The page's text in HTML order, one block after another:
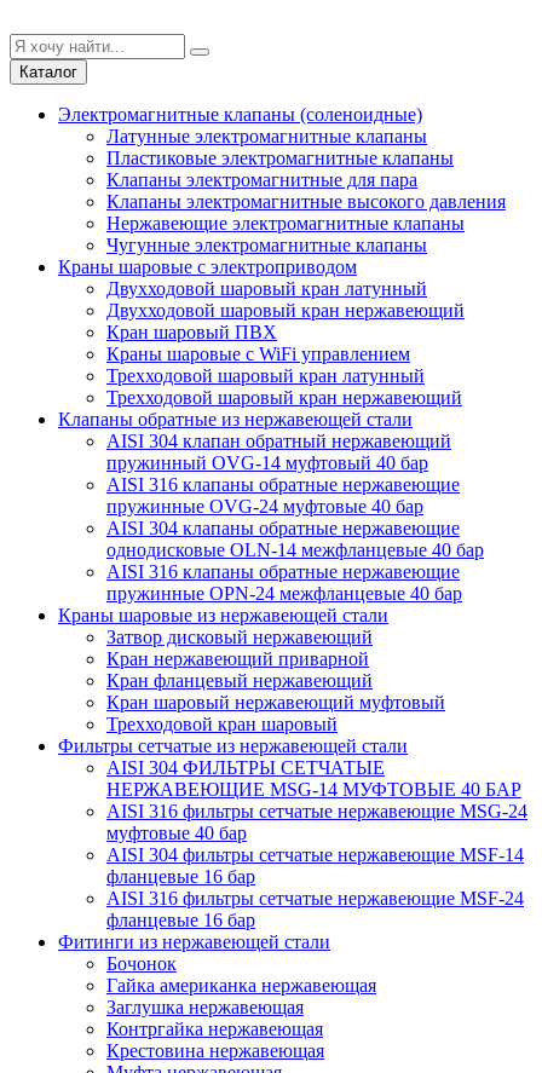
Каталог
Электромагнитные клапаны (соленоидные)
Латунные электромагнитные клапаны
Пластиковые электромагнитные клапаны
Клапаны электромагнитные для пара
Клапаны электромагнитные высокого давления
Нержавеющие электромагнитные клапаны
Чугунные электромагнитные клапаны
Краны шаровые с электроприводом
Двухходовой шаровый кран латунный
Двухходовой шаровый кран нержавеющий
Кран шаровый ПВХ
Краны шаровые с WiFi управлением
Трехходовой шаровый кран латунный
Трехходовой шаровый кран нержавеющий
Клапаны обратные из нержавеющей стали
AISI 304 клапан обратный нержавеющий
пружинный OVG-14 муфтовый 40 бар
AISI 316 клапаны обратные нержавеющие
пружинные OVG-24 муфтовые 40 бар
AISI 304 клапаны обратные нержавеющие
однодисковые OLN-14 межфланцевые 40 бар
AISI 316 клапаны обратные нержавеющие
пружинные OPN-24 межфланцевые 40 бар
Краны шаровые из нержавеющей стали
Затвор дисковый нержавеющий
Кран нержавеющий приварной
Кран фланцевый нержавеющий
Кран шаровый нержавеющий муфтовый
Трехходовой кран шаровый
Фильтры сетчатые из нержавеющей стали
AISI 304 ФИЛЬТРЫ СЕТЧАТЫЕ
НЕРЖАВЕЮЩИЕ MSG-14 МУФТОВЫЕ 40 БАР
AISI 316 фильтры сетчатые нержавеющие MSG-24
муфтовые 40 бар
AISI 304 фильтры сетчатые нержавеющие MSF-14
фланцевые 16 бар
AISI 316 фильтры сетчатые нержавеющие MSF-24
фланцевые 16 бар
Фитинги из нержавеющей стали
Бочонок
Гайка американка нержавеющая
Заглушка нержавеющая
Контргайка нержавеющая
Крестовина нержавеющая